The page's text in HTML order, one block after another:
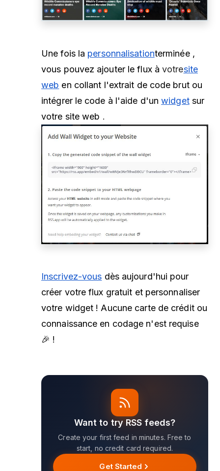
Une fois la personnalisationterminée ,
vous pouvez ajouter le flux àvotresite
web en collant l'extrait de code brut ou
intégrer le code à l'aide d'unwidgetsur
votre site web .
Inscrivez-vous dès aujourd'hui pour
créer votre flux gratuit et personnaliser
votre widget ! Aucune carte de crédit ou
connaissance en codage n'est requise
🎉 !
Want to try RSS feeds?
Create your first feed in minutes. Free to
start, no credit card required.
Get Started